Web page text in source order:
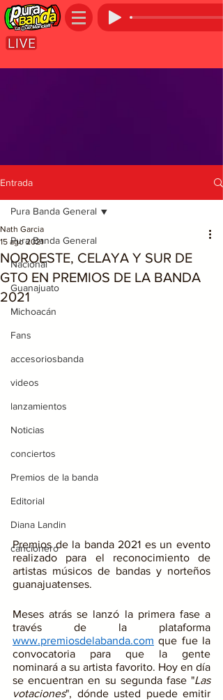
Entrada
Pura Banda General
Nacional
Guanajuato
Michoacán
Fans
accesoriosbanda
videos
lanzamientos
Noticias
conciertos
Premios de la banda
Editorial
Diana Landin
cancionero
Pura Banda General
NOROESTE, CELAYA Y SUR DE
GTO EN PREMIOS DE LA BANDA
2021
Nath Garcia
15 ago 2021
Premios de la banda 2021 es un evento
realizado para el reconocimiento de
artistas músicos de bandas y norteños
guanajuatenses.
Meses atrás se lanzó la primera fase a
www.premiosdelabanda.com que fue la
convocatoria para que la gente
nominará a su artista favorito. Hoy en día
se encuentran en su segunda fase "Las
votaciones", dónde usted puede emitir